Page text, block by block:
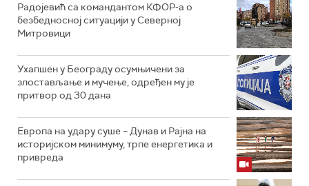
Радојевић са командантом КФОР-а о
безбедносној ситуацији у Северној
Митровици
Ухапшен у Београду осумњичени за
злостављање и мучење, одређен му је
притвор од 30 дана
Европа на удару суше – Дунав и Рајна на
историјском минимуму, трпе енергетика и
привреда